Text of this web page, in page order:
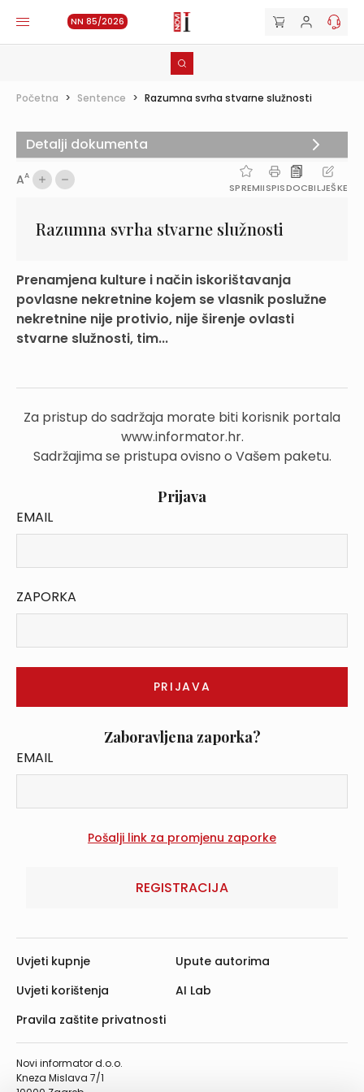
NN 85/2026
Početna > Sentence > Razumna svrha stvarne služnosti
AA
SPREMIISPISDOCBILJEŠKE
Razumna svrha stvarne služnosti
Prenamjena kulture i način iskorištavanja
povlasne nekretnine kojem se vlasnik poslužne
nekretnine nije protivio, nije širenje ovlasti
stvarne služnosti, tim...
Za pristup do sadržaja morate biti korisnik portala
www.informator.hr.
Sadržajima se pristupa ovisno o Vašem paketu.
Prijava
EMAIL
ZAPORKA
Zaboravljena zaporka?
EMAIL
REGISTRACIJA
Detalji dokumenta
Novi informator d.o.o.
Kneza Mislava 7/1
Uvjeti kupnje
Uvjeti korištenja
Pravila zaštite privatnosti
Upute autorima
AI Lab